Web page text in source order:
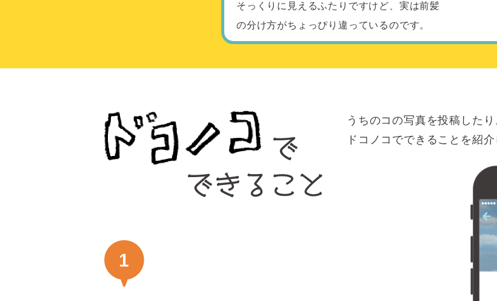
そっくりに見えるふたりですけど、実は前髪
の分け方がちょっぴり違っているのです。
うちのコの写真を投稿したり
ドコノコでできることを紹介
1